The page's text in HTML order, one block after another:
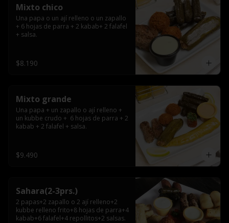
Mixto chico
Una papa o un ají relleno o un zapallo
+ 6 hojas de parra + 2 kabab+ 2 falafel
+ salsa.
$8.190
Mixto grande
Una papa + un zapallo o ají relleno +
un kubbe crudo +  6 hojas de parra + 2
kabab + 2 falafel + salsa.
$9.490
Sahara(2-3prs.)
2 papas+2 zapallo o 2 ají relleno+2
kubbe relleno frito+8 hojas de parra+4
kabab+6 falafel+4 repollitos+2 salsas.